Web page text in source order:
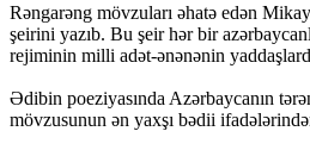
Rəngarəng mövzuları əhatə edən
şeirini yazıb. Bu şeir hər bir
rejiminin milli adət-ənənənin
Ədibin poeziyasında Azərbaycanın
mövzusunun ən yaxşı bədii